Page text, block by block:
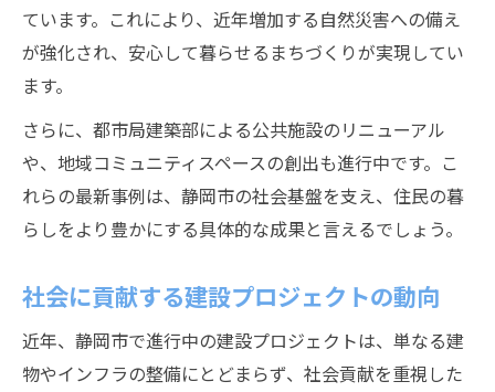
ています。これにより、近年増加する自然災害への備え
が強化され、安心して暮らせるまちづくりが実現してい
ます。
さらに、都市局建築部による公共施設のリニューアル
や、地域コミュニティスペースの創出も進行中です。こ
れらの最新事例は、静岡市の社会基盤を支え、住民の暮
らしをより豊かにする具体的な成果と言えるでしょう。
社会に貢献する建設プロジェクトの動向
近年、静岡市で進行中の建設プロジェクトは、単なる建
物やインフラの整備にとどまらず、社会貢献を重視した